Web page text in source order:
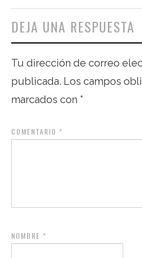
DEJA UNA RESPUESTA
Tu dirección de correo
publicada. Los campos
marcados con *
COMENTARIO *
NOMBRE *